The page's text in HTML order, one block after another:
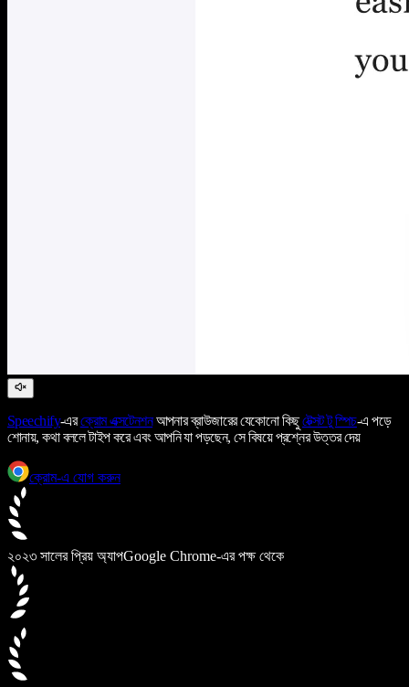
Speechify-এরক্রোম এক্সটেনশনআপনার ব্রাউজারের যেকোনো কিছুটেক্সট টু স্পিচ-এ পড়ে
শোনায়, কথা বললে টাইপ করে এবং আপনি যা পড়ছেন, সে বিষয়ে প্রশ্নের উত্তর দেয়
ক্রোম-এ যোগ করুন
২০২৩ সালের প্রিয় অ্যাপGoogle Chrome-এর পক্ষ থেকে